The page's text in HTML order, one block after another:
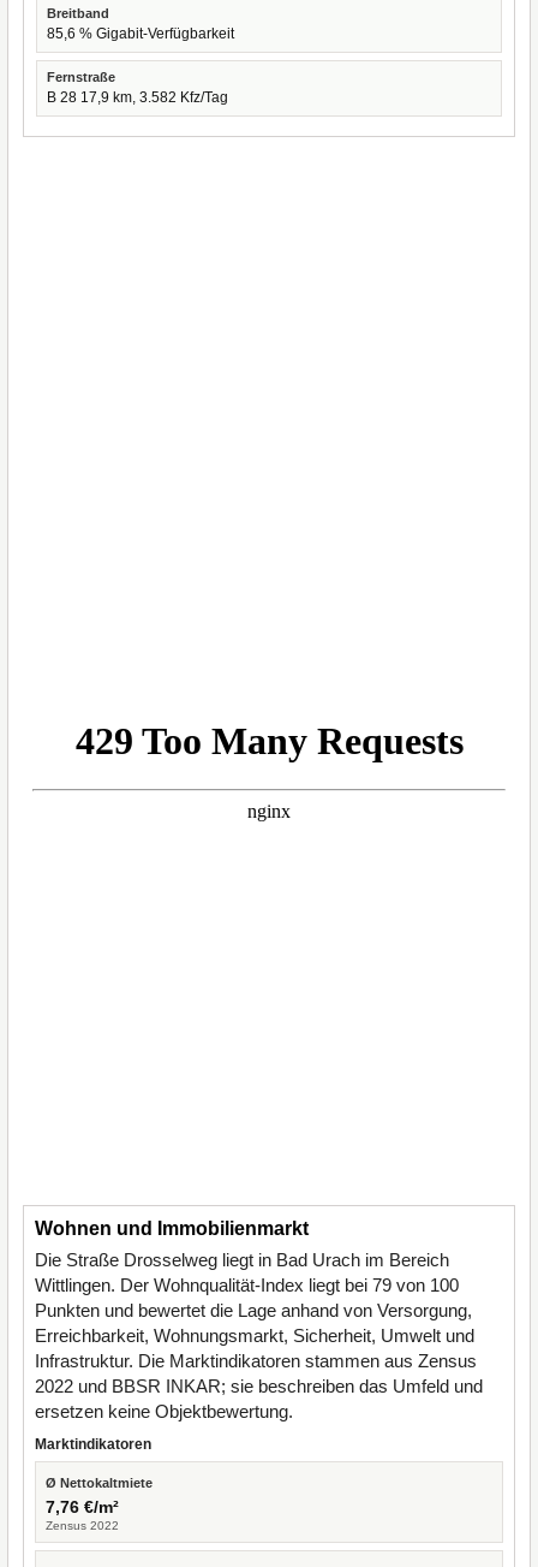
Breitband
85,6 % Gigabit-Verfügbarkeit
Fernstraße
B 28 17,9 km, 3.582 Kfz/Tag
Wohnen und Immobilienmarkt
Die Straße Drosselweg liegt in Bad Urach im Bereich
Wittlingen. Der Wohnqualität-Index liegt bei 79 von 100
Punkten und bewertet die Lage anhand von Versorgung,
Erreichbarkeit, Wohnungsmarkt, Sicherheit, Umwelt und
Infrastruktur. Die Marktindikatoren stammen aus Zensus
2022 und BBSR INKAR; sie beschreiben das Umfeld und
ersetzen keine Objektbewertung.
Marktindikatoren
Ø Nettokaltmiete
7,76 €/m²
Zensus 2022